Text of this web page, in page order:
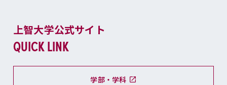
上智大学公式サイト
QUICK LINK
学部・学科